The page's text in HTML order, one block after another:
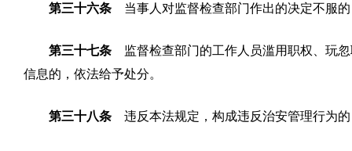
第三十六条 当事人对监督检查部门作出的决定不服
第三十七条 监督检查部门的工作人员滥用职权、玩
信息的，依法给予处分。
第三十八条 违反本法规定，构成违反治安管理行为